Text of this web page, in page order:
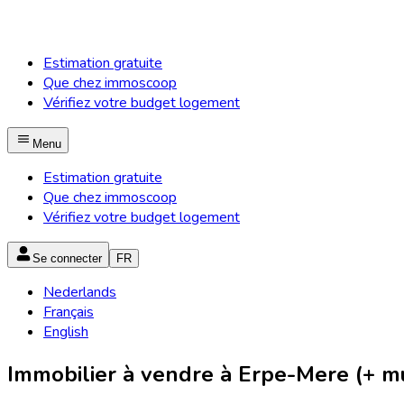
Estimation gratuite
Que chez immoscoop
Vérifiez votre budget logement
Menu
Estimation gratuite
Que chez immoscoop
Vérifiez votre budget logement
Se connecter FR
Nederlands
Français
English
Immobilier à vendre à Erpe-Mere (+